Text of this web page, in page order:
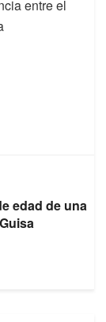
entre el
edad de una